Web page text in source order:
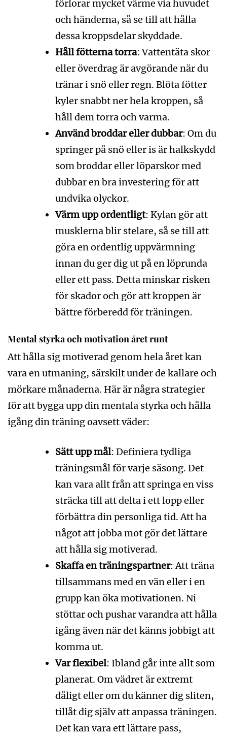
förlorar mycket värme via huvudet
och händerna, så se till att hålla
dessa kroppsdelar skyddade.
Håll fötterna torra: Vattentäta skor
eller överdrag är avgörande när du
tränar i snö eller regn. Blöta fötter
kyler snabbt ner hela kroppen, så
håll dem torra och varma.
Använd broddar eller dubbar: Om du
springer på snö eller is är halkskydd
som broddar eller löparskor med
dubbar en bra investering för att
undvika olyckor.
Värm upp ordentligt: Kylan gör att
musklerna blir stelare, så se till att
göra en ordentlig uppvärmning
innan du ger dig ut på en löprunda
eller ett pass. Detta minskar risken
för skador och gör att kroppen är
bättre förberedd för träningen.
Mental styrka och motivation året runt
Att hålla sig motiverad genom hela året kan
vara en utmaning, särskilt under de kallare och
mörkare månaderna. Här är några strategier
för att bygga upp din mentala styrka och hålla
igång din träning oavsett väder:
Sätt upp mål: Definiera tydliga
träningsmål för varje säsong. Det
kan vara allt från att springa en viss
sträcka till att delta i ett lopp eller
förbättra din personliga tid. Att ha
något att jobba mot gör det lättare
att hålla sig motiverad.
Skaffa en träningspartner: Att träna
tillsammans med en vän eller i en
grupp kan öka motivationen. Ni
stöttar och pushar varandra att hålla
igång även när det känns jobbigt att
komma ut.
Var flexibel: Ibland går inte allt som
planerat. Om vädret är extremt
dåligt eller om du känner dig sliten,
tillåt dig själv att anpassa träningen.
Det kan vara ett lättare pass,